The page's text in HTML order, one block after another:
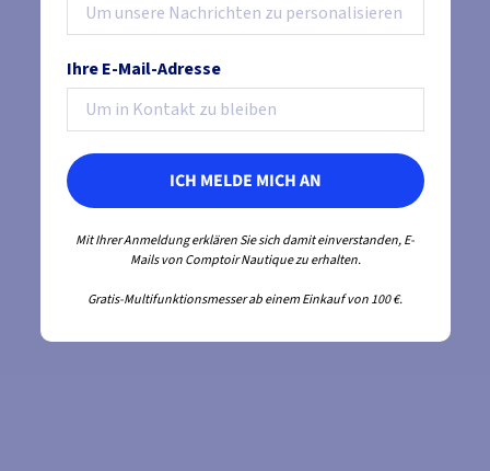
Ihre E-Mail-Adresse
ICH MELDE MICH AN
Mit Ihrer Anmeldung erklären Sie sich damit einverstanden, E-
Mails von Comptoir Nautique zu erhalten.
Gratis-Multifunktionsmesser ab einem Einkauf von 100 €.